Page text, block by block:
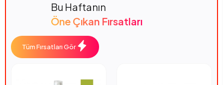
Bu Haftanın
Öne Çıkan Fırsatları
Tüm Fırsatları Gör